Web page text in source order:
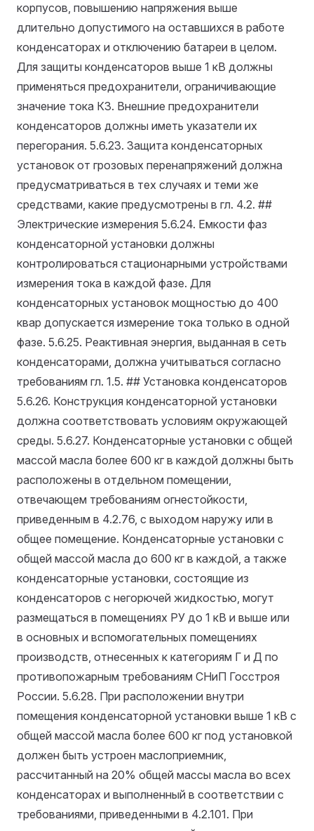
корпусов, повышению напряжения выше
длительно допустимого на оставшихся в работе
конденсаторах и отключению батареи в целом.
Для защиты конденсаторов выше 1 кВ должны
применяться предохранители, ограничивающие
значение тока КЗ. Внешние предохранители
конденсаторов должны иметь указатели их
перегорания. 5.6.23. Защита конденсаторных
установок от грозовых перенапряжений должна
предусматриваться в тех случаях и теми же
средствами, какие предусмотрены в гл. 4.2. ##
Электрические измерения 5.6.24. Емкости фаз
конденсаторной установки должны
контролироваться стационарными устройствами
измерения тока в каждой фазе. Для
конденсаторных установок мощностью до 400
квар допускается измерение тока только в одной
фазе. 5.6.25. Реактивная энергия, выданная в сеть
конденсаторами, должна учитываться согласно
требованиям гл. 1.5. ## Установка конденсаторов
5.6.26. Конструкция конденсаторной установки
должна соответствовать условиям окружающей
среды. 5.6.27. Конденсаторные установки с общей
массой масла более 600 кг в каждой должны быть
расположены в отдельном помещении,
отвечающем требованиям огнестойкости,
приведенным в 4.2.76, с выходом наружу или в
общее помещение. Конденсаторные установки с
общей массой масла до 600 кг в каждой, а также
конденсаторные установки, состоящие из
конденсаторов с негорючей жидкостью, могут
размещаться в помещениях РУ до 1 кВ и выше или
в основных и вспомогательных помещениях
производств, отнесенных к категориям Г и Д по
противопожарным требованиям СНиП Госстроя
России. 5.6.28. При расположении внутри
помещения конденсаторной установки выше 1 кВ с
общей массой масла более 600 кг под установкой
должен быть устроен маслоприемник,
рассчитанный на 20% общей массы масла во всех
конденсаторах и выполненный в соответствии с
требованиями, приведенными в 4.2.101. При